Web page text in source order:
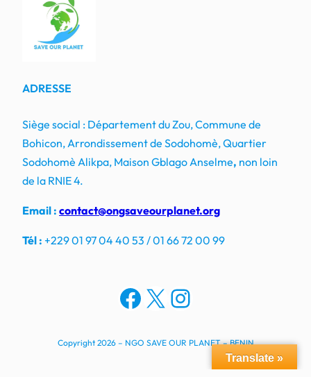
ADRESSE
Siège social : Département du Zou, Commune de
Bohicon, Arrondissement de Sodohomè, Quartier
Sodohomè Alikpa, Maison Gblago Anselme, non loin
de la RNIE 4.
Email : contact@ongsaveourplanet.org
Tél : +229 01 97 04 40 53 / 01 66 72 00 99
Facebook
X Instagram
Copyright 2026 – NGO SAVE OUR PLANET – BENIN
Translate »